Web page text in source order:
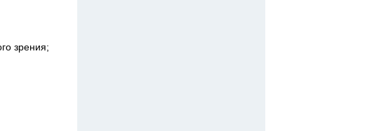
зрения;